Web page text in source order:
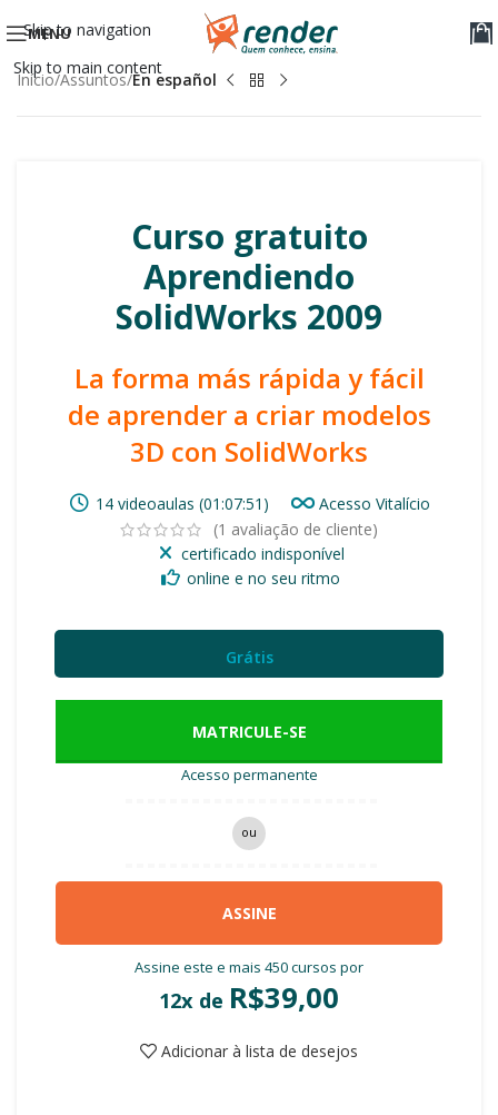
Skip to navigation
Skip to main content
MENU
Início Assuntos En español
Curso gratuito
Aprendiendo
SolidWorks 2009
La forma más rápida y fácil
de aprender a criar modelos
3D con SolidWorks
14 videoaulas (01:07:51)
Acesso Vitalício
(1 avaliação de cliente)
certificado indisponível
online e no seu ritmo
Grátis
MATRICULE-SE
Acesso permanente
ou
ASSINE
Assine este e mais 450 cursos por
12x de R$39,00
Adicionar à lista de desejos